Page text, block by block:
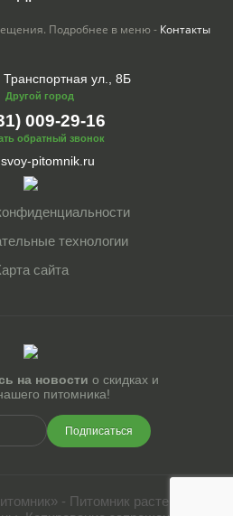
Подробнее в меню - Контакты
Транспортная ул., 8Б
Другой город
009-29-16
обратный звонок
pitomnik.ru
технологии
сайта
на новости о скидках и
питомника!
Подписаться
- Питомник растений.